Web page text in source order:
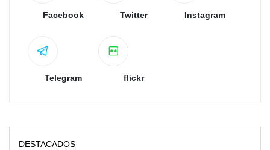
Facebook Twitter Instagram
Telegram flickr
DESTACADOS